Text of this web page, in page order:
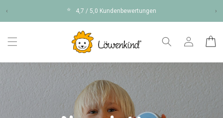
Inhalt
‹ ⭐ 4,7 / 5,0 Kundenbewertungen ›
Einloggen